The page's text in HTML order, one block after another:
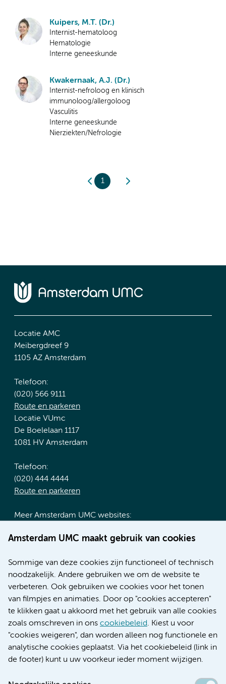
Amsterdam UMC maakt gebruik van cookies
Sommige van deze cookies zijn functioneel of technisch
noodzakelijk. Andere gebruiken we om de website te
verbeteren. Ook gebruiken we cookies voor het tonen
van filmpjes en animaties. Door op "cookies accepteren"
te klikken gaat u akkoord met het gebruik van alle cookies
zoals omschreven in ons cookiebeleid. Kiest u voor
"cookies weigeren", dan worden alleen nog functionele en
analytische cookies geplaatst. Via het cookiebeleid (link in
de footer) kunt u uw voorkeur ieder moment wijzigen.
Kuipers, M.T. (Dr.)
Internist-hematoloog
Hematologie
Interne geneeskunde
Kwakernaak, A.J. (Dr.)
Internist-nefroloog en klinisch
immunoloog/allergoloog
Vasculitis
Interne geneeskunde
Nierziekten/Nefrologie
1
Locatie AMC
Meibergdreef 9
1105 AZ Amsterdam
Telefoon:
(020) 566 9111
Route en parkeren
Locatie VUmc
De Boelelaan 1117
1081 HV Amsterdam
Telefoon:
(020) 444 4444
Route en parkeren
Meer Amsterdam UMC websites:
Werken bij Amsterdam UMC
Nieuws
Research
Educatie locatie AMC
Educatie locatie VUmc
Verwijzen & diagnostiek